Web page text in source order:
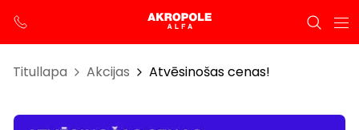
Titullapa Akcijas Atvēsinošas cenas!